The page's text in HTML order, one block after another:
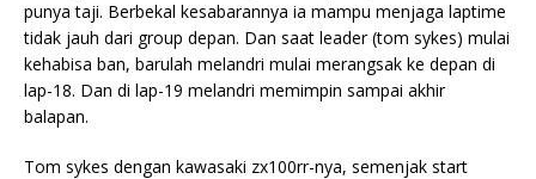
punya taji. Berbekal kesabarannya ia mampu menjaga laptime
tidak jauh dari group depan. Dan saat leader (tom sykes) mulai
kehabisa ban, barulah melandri mulai merangsak ke depan di
lap-18. Dan di lap-19 melandri memimpin sampai akhir
balapan.
Tom sykes dengan kawasaki zx100rr-nya, semenjak start